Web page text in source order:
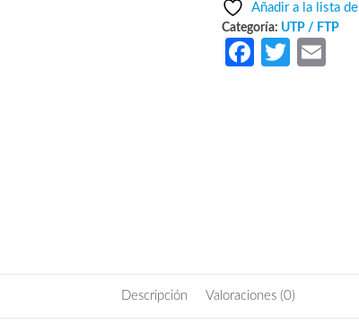
$1,960.98.
Cable
UTP
100%
100
Añadir a la lista
Categoría: UTP / FTP
Fa
T
Descripción Valoraciones (0)